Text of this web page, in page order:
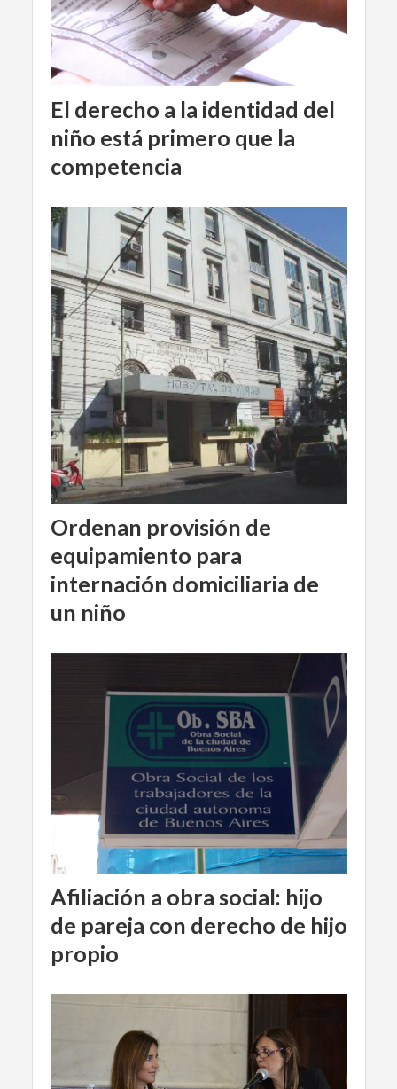
El derecho a la identidad del
niño está primero que la
competencia
Ordenan provisión de
equipamiento para
internación domiciliaria de
un niño
Afiliación a obra social: hijo
de pareja con derecho de hijo
propio